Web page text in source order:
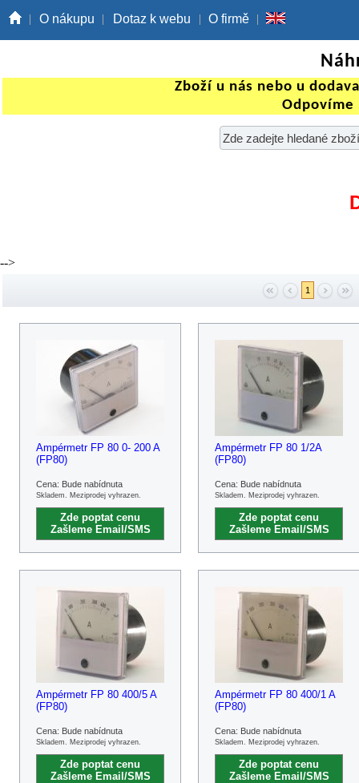
O nákupu Dotaz k webu O firmě
Zboží u nás nebo u
Odpovíme
-->
1
Ampérmetr FP 80 0- 200 A
(FP80)
Cena: Bude nabídnuta
Skladem. Meziprodej vyhrazen.
Zde poptat cenu
Zašleme Email/SMS
Ampérmetr FP 80 1/2A
(FP80)
Cena: Bude nabídnuta
Skladem. Meziprodej vyhrazen.
Zde poptat cenu
Zašleme Email/SMS
Ampérmetr FP 80 400/5 A
(FP80)
Cena: Bude nabídnuta
Skladem. Meziprodej vyhrazen.
Zde poptat cenu
Zašleme Email/SMS
Ampérmetr FP 80 400/1 A
(FP80)
Cena: Bude nabídnuta
Skladem. Meziprodej vyhrazen.
Zde poptat cenu
Zašleme Email/SMS